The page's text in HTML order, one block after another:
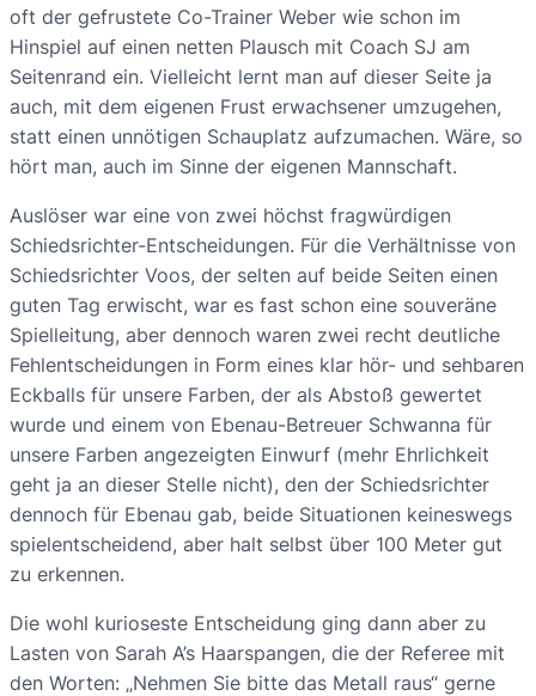
oft der gefrustete Co-Trainer Weber wie schon im
Hinspiel auf einen netten Plausch mit Coach SJ am
Seitenrand ein. Vielleicht lernt man auf dieser Seite ja
auch, mit dem eigenen Frust erwachsener umzugehen,
statt einen unnötigen Schauplatz aufzumachen. Wäre, so
hört man, auch im Sinne der eigenen Mannschaft.
Auslöser war eine von zwei höchst fragwürdigen
Schiedsrichter-Entscheidungen. Für die Verhältnisse von
Schiedsrichter Voos, der selten auf beide Seiten einen
guten Tag erwischt, war es fast schon eine souveräne
Spielleitung, aber dennoch waren zwei recht deutliche
Fehlentscheidungen in Form eines klar hör- und sehbaren
Eckballs für unsere Farben, der als Abstoß gewertet
wurde und einem von Ebenau-Betreuer Schwanna für
unsere Farben angezeigten Einwurf (mehr Ehrlichkeit
geht ja an dieser Stelle nicht), den der Schiedsrichter
dennoch für Ebenau gab, beide Situationen keineswegs
spielentscheidend, aber halt selbst über 100 Meter gut
zu erkennen.
Die wohl kurioseste Entscheidung ging dann aber zu
Lasten von Sarah A’s Haarspangen, die der Referee mit
den Worten: „Nehmen Sie bitte das Metall raus“ gerne